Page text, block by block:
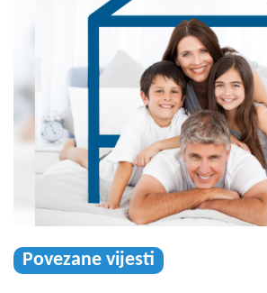
Povezane vijesti